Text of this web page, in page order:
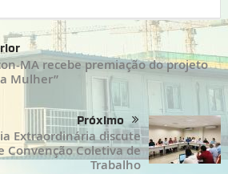
MA recebe premiação do projeto
Mulher”
Próximo
Extraordinária discute
Convenção Coletiva de
Trabalho